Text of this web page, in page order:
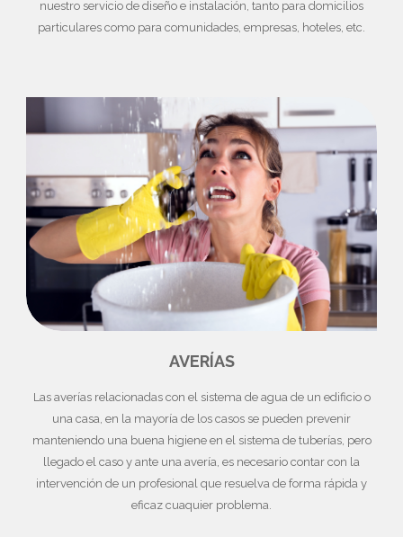
nuestro servicio de diseño e instalación, tanto para domicilios
particulares como para comunidades, empresas, hoteles, etc.
AVERÍAS
Las averías relacionadas con el sistema de agua de un edificio o
una casa, en la mayoría de los casos se pueden prevenir
manteniendo una buena higiene en el sistema de tuberías, pero
llegado el caso y ante una avería, es necesario contar con la
intervención de un profesional que resuelva de forma rápida y
eficaz cuaquier problema.